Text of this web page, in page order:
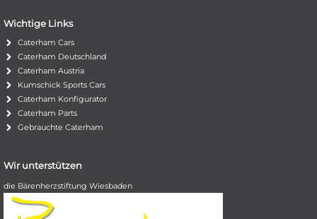
Wichtige Links
Caterham Cars
Caterham Deutschland
Caterham Austria
Kumschick Sports Cars
Caterham Konfigurator
Caterham Parts
Gebrauchte Caterham
Wir unterstützen
die Bärenherzstiftung Wiesbaden